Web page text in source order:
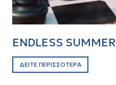
ENDLESS SUMMER
ΔΕΙΤΕ ΠΕΡΙΣΣΟΤΕΡΑ